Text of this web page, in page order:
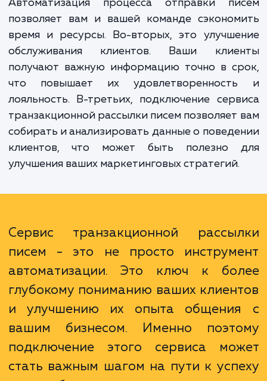
всю необходимую информацию вовремя.
Преимущества подключения
транзакционной рассылки писем
первых, это увеличение эффективности
Автоматизация процесса отправки
позволяет вам и вашей команде
время и ресурсы. Во-вторых, это
обслуживания клиентов. Ваши
получают важную информацию точно в
собирать и анализировать данные о
клиентов, что может быть полезно
улучшения ваших маркетинговых стратегий.
Сервис транзакционной
писем - это не просто